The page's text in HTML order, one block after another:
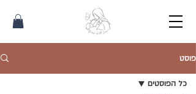
פוסט
כל הפוסטים